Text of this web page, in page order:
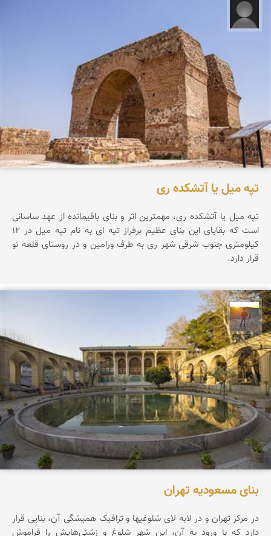
تپه میل یا آتشکده ری
تپه ميل يا آتشكده ری، مهمترين اثر و بنای باقيمانده از عهد ساسانی
است كه بقايای اين بنای عظيم برفراز تپه ای به نام تپه ميل در 12
كيلومتری جنوب شرقی شهر ری به طرف ورامين و در روستای قلعه نو
قرار دارد.
مهدی مخلصیان
بنای مسعودیه تهران
در مرکز تهران و در لابه لای شلوغیها و ترافیک همیشگی آن، بنایی قرار
دارد که با ورود به آن، این شهر شلوغ و زشتی‌هایش را فراموش